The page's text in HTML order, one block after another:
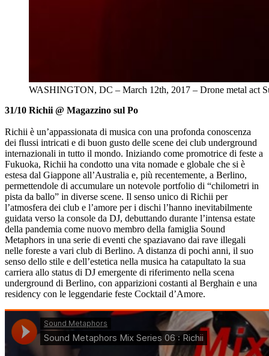
WASHINGTON, DC – March 12th, 2017 – Drone metal act
31/10 Richii @ Magazzino sul Po
Richii è un’appassionata di musica con una profonda conoscenza
dei flussi intricati e di buon gusto delle scene dei club underground
internazionali in tutto il mondo. Iniziando come promotrice di feste a
Fukuoka, Richii ha condotto una vita nomade e globale che si è
estesa dal Giappone all’Australia e, più recentemente, a Berlino,
permettendole di accumulare un notevole portfolio di “chilometri in
pista da ballo” in diverse scene. Il senso unico di Richii per
l’atmosfera dei club e l’amore per i dischi l’hanno inevitabilmente
guidata verso la console da DJ, debuttando durante l’intensa estate
della pandemia come nuovo membro della famiglia Sound
Metaphors in una serie di eventi che spaziavano dai rave illegali
nelle foreste a vari club di Berlino. A distanza di pochi anni, il suo
senso dello stile e dell’estetica nella musica ha catapultato la sua
carriera allo status di DJ emergente di riferimento nella scena
underground di Berlino, con apparizioni costanti al Berghain e una
residency con le leggendarie feste Cocktail d’Amore.